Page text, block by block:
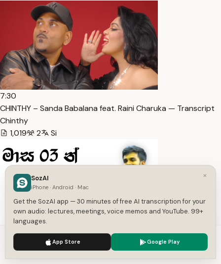
7:30
CHINTHY – Sanda Babalana feat. Raini Charuka — Transcript
Chinthy
1,019
2 Si
5:35
මාස 03 න් Rank එකක් දාන්න වැඩ කරන විදිහ | 2024 A/L Exam…
— Transcript
We use cookies to enhance your experience.
×
SozAI
iPhone · Android · Mac
Get the SozAI app — 30 minutes of free AI transcription for your
own audio: lectures, meetings, voice memos and YouTube. 99+
languages.
App Store Google Play